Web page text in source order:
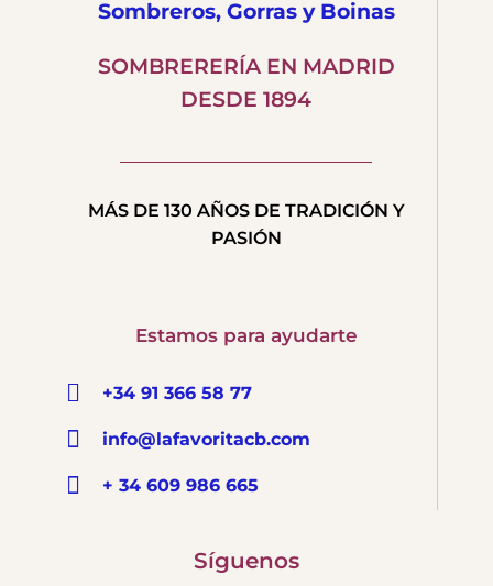
SOMBRERERÍA EN MADRID
DESDE 1894
MÁS DE 130 AÑOS DE TRADICIÓN Y
PASIÓN
Estamos para ayudarte
+34 91 366 58 77
info@lafavoritacb.com
+ 34 609 986 665
Síguenos